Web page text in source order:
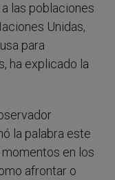
las poblaciones
Unidas,
para
ha explicado la
la palabra este
momentos en los
afrontar o